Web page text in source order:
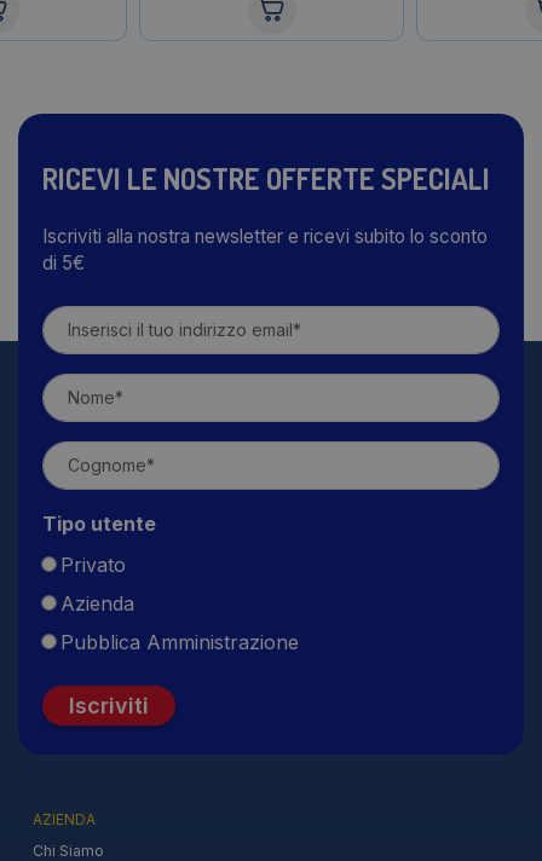
RICEVI LE NOSTRE OFFERTE SPECIALI
Iscriviti alla nostra newsletter e ricevi subito lo sconto
di 5€
Tipo utente
Privato
Azienda
Pubblica Amministrazione
Iscriviti
AZIENDA
Chi Siamo